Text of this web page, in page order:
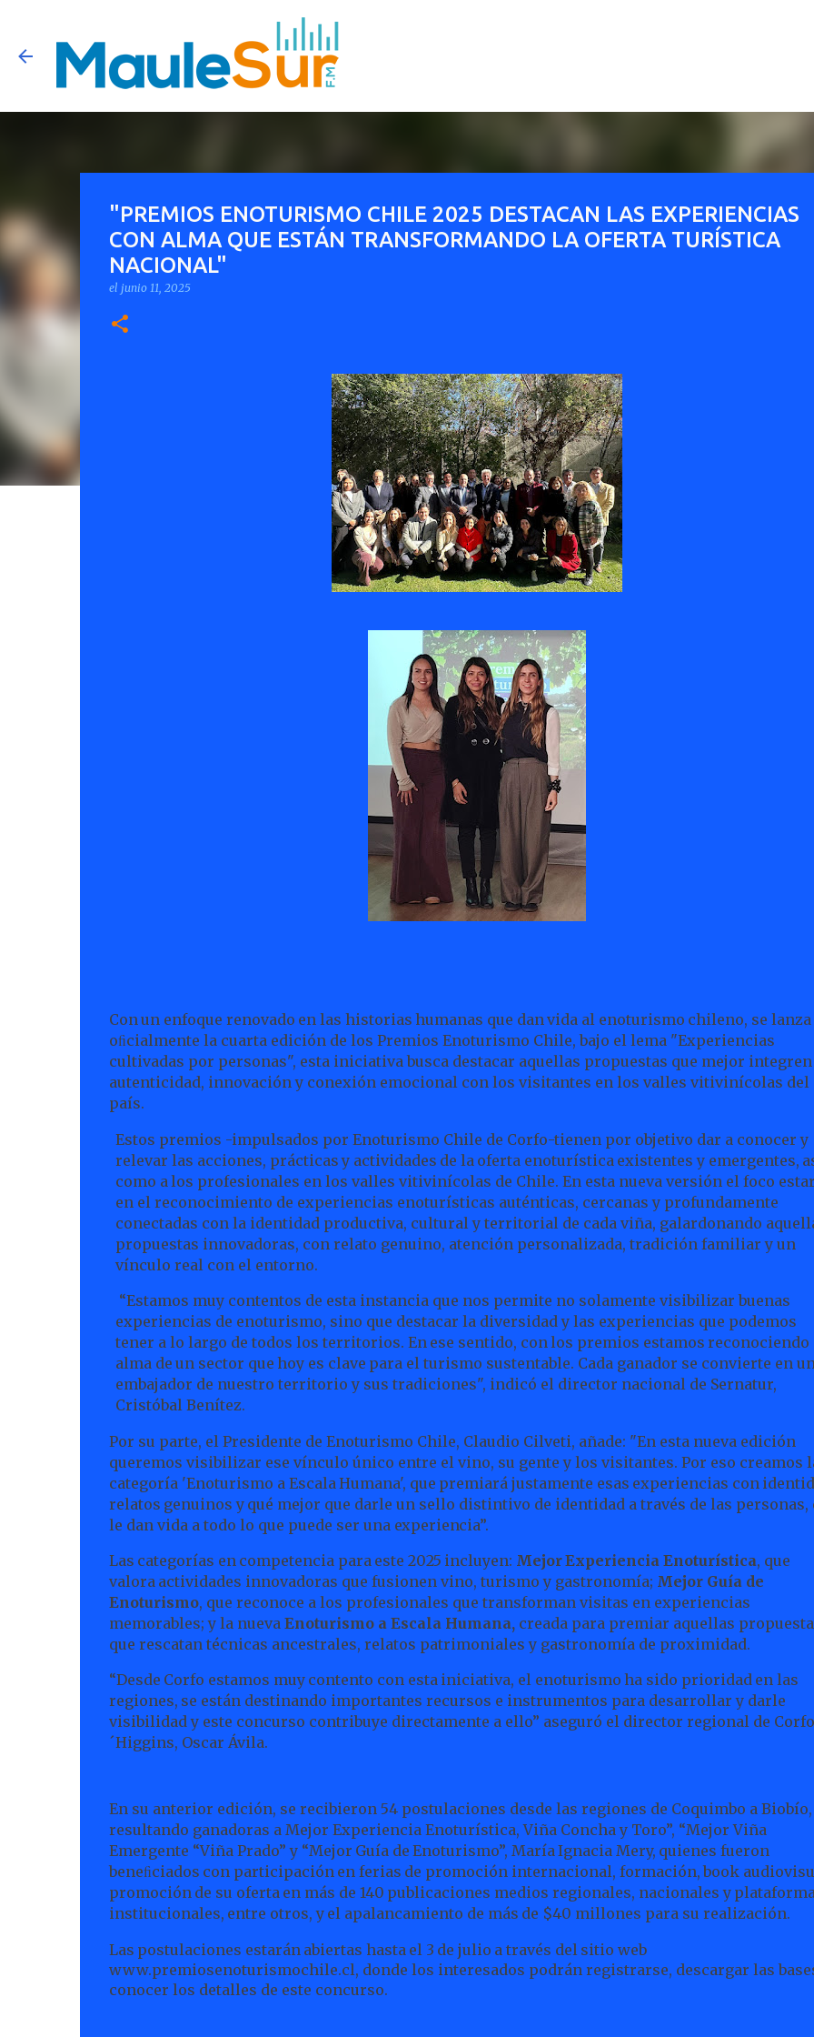
"PREMIOS ENOTURISMO CHILE 2025 DESTACAN LAS EXPERIENCIAS
CON ALMA QUE ESTÁN TRANSFORMANDO LA OFERTA TURÍSTICA
NACIONAL"
el junio 11, 2025
Con un enfoque renovado en las historias humanas que dan vida al enoturismo chileno, se lanza
oﬁcialmente la cuarta edición de los Premios Enoturismo Chile, bajo el lema "Experiencias
cultivadas por personas", esta iniciativa busca destacar aquellas propuestas que mejor integren
autenticidad, innovación y conexión emocional con los visitantes en los valles vitivinícolas del
país.
Estos premios -impulsados por Enoturismo Chile de Corfo-tienen por objetivo dar a conocer y
relevar las acciones, prácticas y actividades de la oferta enoturística existentes y emergentes,
como a los profesionales en los valles vitivinícolas de Chile. En esta nueva versión el foco
en el reconocimiento de experiencias enoturísticas auténticas, cercanas y profundamente
conectadas con la identidad productiva, cultural y territorial de cada viña, galardonando
propuestas innovadoras, con relato genuino, atención personalizada, tradición familiar y un
vínculo real con el entorno.
“Estamos muy contentos de esta instancia que nos permite no solamente visibilizar buenas
experiencias de enoturismo, sino que destacar la diversidad y las experiencias que podemos
tener a lo largo de todos los territorios. En ese sentido, conlos premios estamos reconociendo
alma de un sector que hoy es clave para el turismo sustentable. Cada ganador se convierte en
embajador de nuestro territorio y sus tradiciones", indicó el director nacional de Sernatur,
Cristóbal Benítez.
Por su parte, el Presidente de Enoturismo Chile, Claudio Cilveti, añade: "En esta nueva edición
queremos visibilizar ese vínculo único entre el vino, su gente y los visitantes. Por eso creamos
categoría 'Enoturismo a Escala Humana', que premiará justamente esas experiencias con
relatos genuinos y qué mejor que darle un sello distintivo de identidad a través de las personas,
le dan vida a todo lo que puede ser una experiencia”.
Las categorías en competencia para este 2025 incluyen: MejorExperiencia Enoturística, que
valora actividades innovadoras que fusionen vino, turismo y gastronomía; Mejor Guía de
Enoturismo, que reconoce a los profesionales que transforman visitas en experiencias
memorables; y la nueva Enoturismo a Escala Humana, creada para premiar aquellas
que rescatan técnicas ancestrales, relatos patrimoniales y gastronomía de proximidad.
“Desde Corfo estamos muy contento con esta iniciativa, el enoturismo ha sido prioridad en las
regiones, se están destinando importantes recursos e instrumentos para desarrollar y darle
visibilidad y este concurso contribuye directamente a ello” aseguró el director regional de
´Higgins, Oscar Ávila.
En su anterior edición, se recibieron 54 postulaciones desde las regiones de Coquimbo a Biobío,
resultando ganadoras a Mejor Experiencia Enoturística, Viña Concha y Toro”, “Mejor Viña
Emergente “Viña Prado” y “Mejor Guía de Enoturismo”, MaríaIgnacia Mery, quienes fueron
beneﬁciados con participación en ferias de promoción internacional, formación, book
promoción de su oferta en más de 140 publicaciones medios regionales, nacionales y
institucionales, entre otros, y el apalancamiento de más de $40 millones para su realización.
Las postulaciones estarán abiertas hasta el 3 de julio a través del sitio web
www.premiosenoturismochile.cl, donde los interesados podrán registrarse, descargar las
conocer los detalles de este concurso.